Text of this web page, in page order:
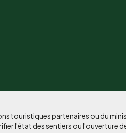
touristiques partenaires ou du
l'état des sentiers ou l'ouverture